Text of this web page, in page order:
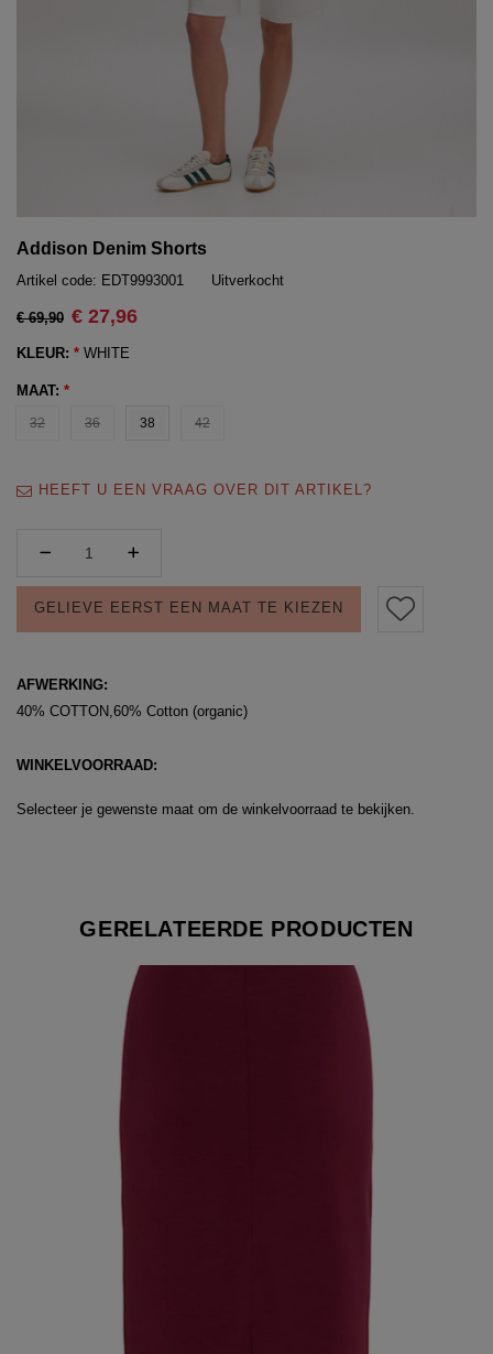
Addison Denim Shorts
Artikel code: EDT9993001 Uitverkocht
€ 69,90 € 27,96
KLEUR: * WHITE
MAAT: *
32 36 38 42
HEEFT U EEN VRAAG OVER DIT ARTIKEL?
GELIEVE EERST EEN MAAT TE KIEZEN
AFWERKING:
40% COTTON,60% Cotton (organic)
WINKELVOORRAAD:
Selecteer je gewenste maat om de winkelvoorraad te bekijken.
GERELATEERDE PRODUCTEN